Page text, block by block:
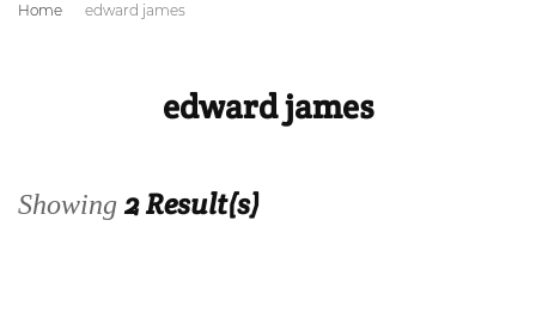
Home edward james
edward james
Showing 2 Result(s)